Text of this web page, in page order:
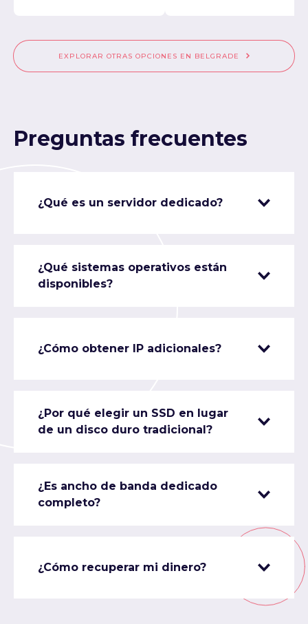
EXPLORAR OTRAS OPCIONES EN BELGRADE
Preguntas frecuentes
¿Qué es un servidor dedicado?
¿Qué sistemas operativos están
disponibles?
¿Cómo obtener IP adicionales?
¿Por qué elegir un SSD en lugar
de un disco duro tradicional?
¿Es ancho de banda dedicado
completo?
¿Cómo recuperar mi dinero?